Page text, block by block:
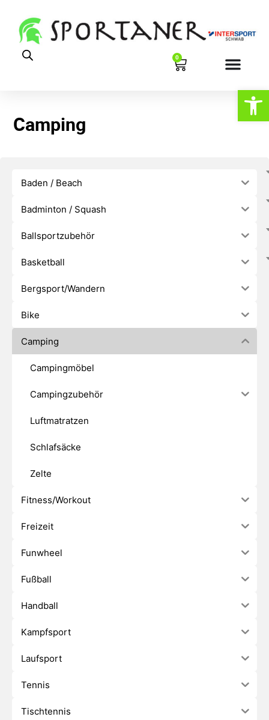
0
Camping
Baden / Beach
Badminton / Squash
Ballsportzubehör
Basketball
Bergsport/Wandern
Bike
Camping
Campingmöbel
Campingzubehör
Luftmatratzen
Schlafsäcke
Zelte
Fitness/Workout
Freizeit
Funwheel
Fußball
Handball
Kampfsport
Laufsport
Tennis
Tischtennis